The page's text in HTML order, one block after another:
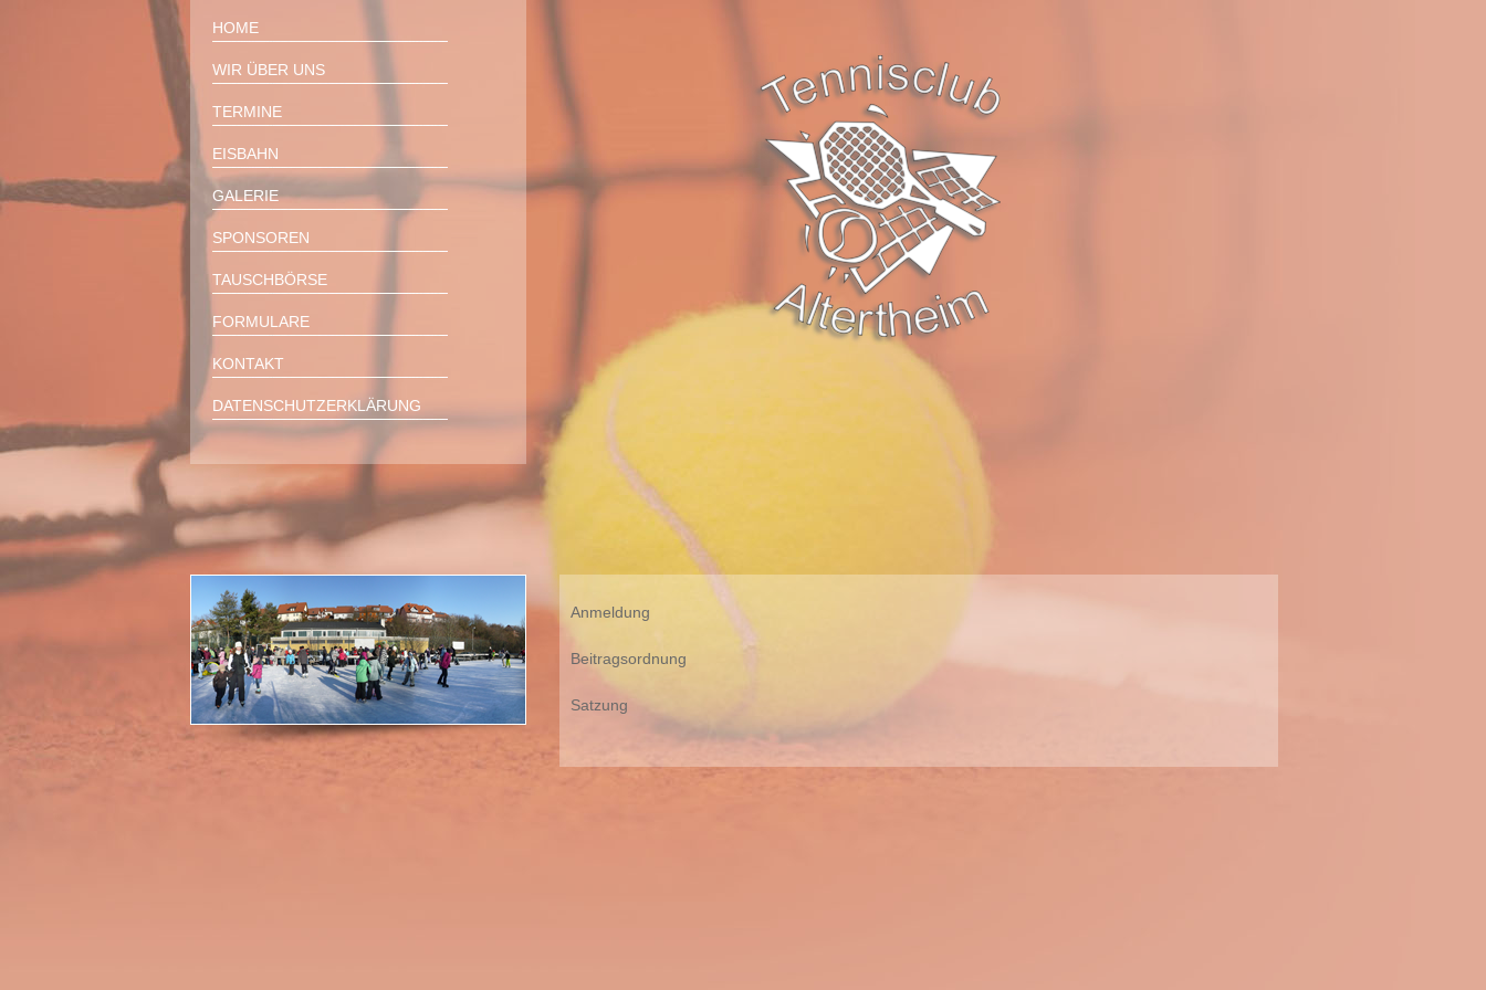
HOME
WIR ÜBER UNS
TERMINE
EISBAHN
GALERIE
SPONSOREN
TAUSCHBÖRSE
FORMULARE
KONTAKT
DATENSCHUTZERKLÄRUNG
Anmeldung
Beitragsordnung
Satzung